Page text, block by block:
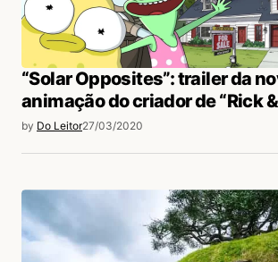
“Solar Opposites”: trailer da
animação do criador de “Rick
by Do Leitor27/03/2020